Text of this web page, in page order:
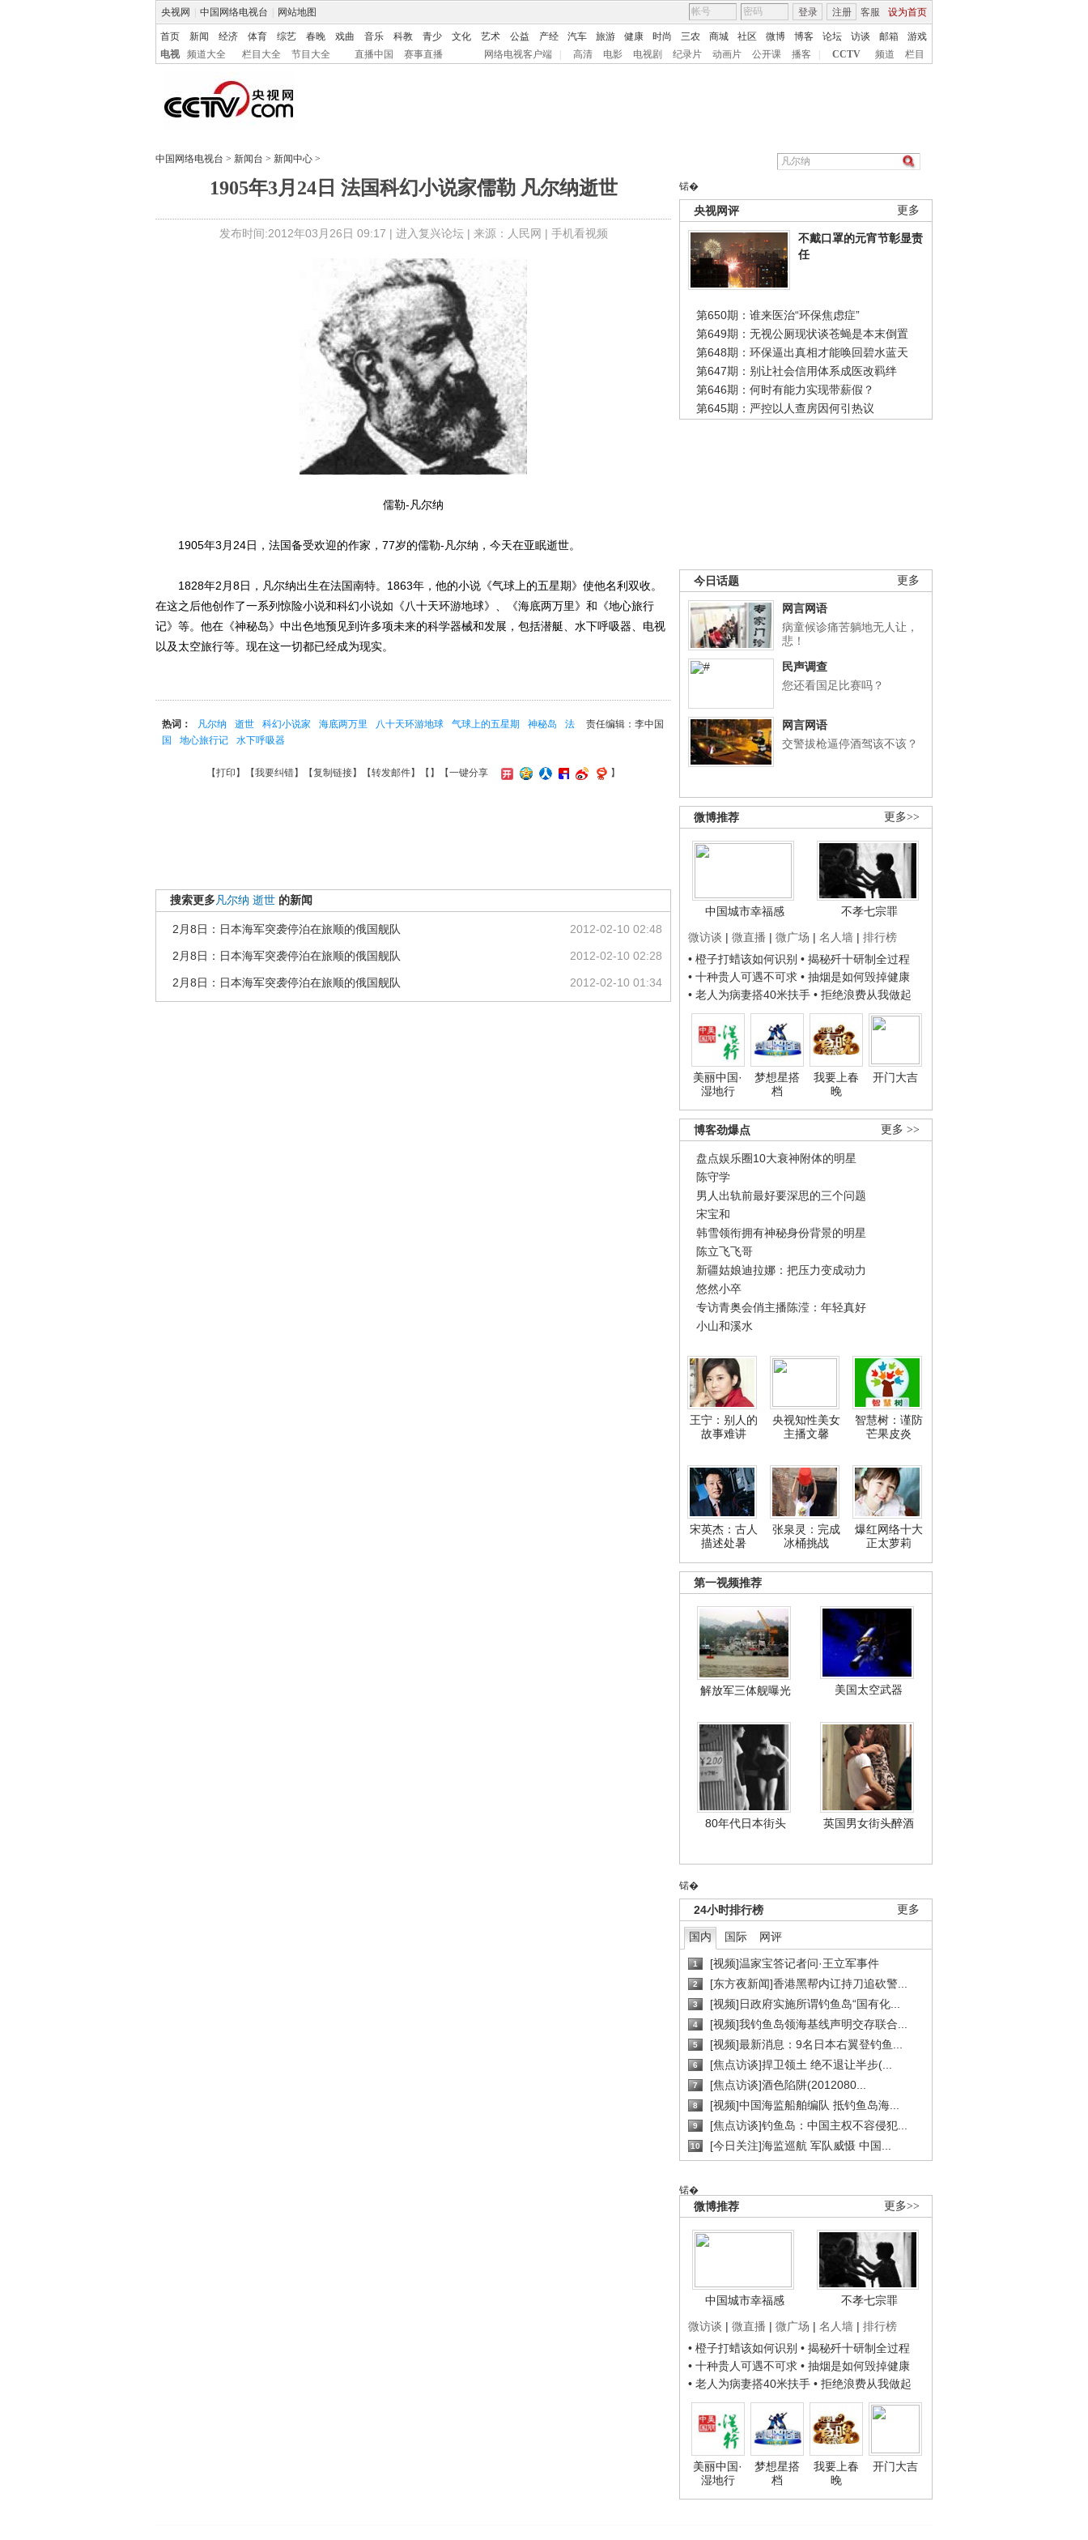
央视网 中国网络电视台 网站地图 客服 设为首页
登录 注册
首页 新闻 经济 体育 综艺 春晚 戏曲 音乐 科教 青少 文化 艺术 公益 产经 汽车 旅游 健康 时尚 三农 商城 社区 微博 博客 论坛 访谈 邮箱
游戏
电视
频道大全 栏目大全 节目大全 直播中国 赛事直播 网络电视客户端 高清 电影 电视剧 纪录片 动画片 公开课 播客 CCTV 频道 栏目
中国网络电视台 > 新闻台 > 新闻中心 >
1905年3月24日 法国科幻小说家儒勒 凡尔纳逝世
发布时间:2012年03月26日 09:17 | 进入复兴论坛| 来源：人民网 | 手机看视频
锘�
更多
央视网评
不戴口罩的元宵节彰显责
任
第650期：谁来医治“环保焦虑症”
第649期：无视公厕现状谈苍蝇是本末倒置
第648期：环保逼出真相才能唤回碧水蓝天
第647期：别让社会信用体系成医改羁绊
第646期：何时有能力实现带薪假？
第645期：严控以人查房因何引热议
更多
今日话题
网言网语
病童候诊痛苦躺地无人让，
悲！
民声调查
您还看国足比赛吗？
网言网语
交警拔枪逼停酒驾该不该？
更多>>
微博推荐
中国城市幸福感
不孝七宗罪
微访谈 | 微直播 | 微广场 | 名人墙 | 排行榜
• 橙子打蜡该如何识别 • 揭秘歼十研制全过程
• 十种贵人可遇不可求 • 抽烟是如何毁掉健康
• 老人为病妻搭40米扶手 • 拒绝浪费从我做起
美丽中国·
湿地行
梦想星搭
档
我要上春
晚
开门大吉
更多 >>
博客劲爆点
盘点娱乐圈10大衰神附体的明星
陈守学
男人出轨前最好要深思的三个问题
宋宝和
韩雪领衔拥有神秘身份背景的明星
陈立飞飞哥
新疆姑娘迪拉娜：把压力变成动力
悠然小卒
专访青奥会俏主播陈滢：年轻真好
小山和溪水
王宁：别人的
故事难讲
央视知性美女
主播文馨
智慧树：谨防
芒果皮炎
宋英杰：古人
描述处暑
张泉灵：完成
冰桶挑战
爆红网络十大
正太萝莉
第一视频推荐
解放军三体舰曝光 美国太空武器
80年代日本街头 英国男女街头醉酒
锘�
更多
24小时排行榜
国内 国际 网评
1 [视频]温家宝答记者问·王立军事件
2 [东方夜新闻]香港黑帮内讧持刀追砍警...
3 [视频]日政府实施所谓钓鱼岛“国有化...
4 [视频]我钓鱼岛领海基线声明交存联合...
5 [视频]最新消息：9名日本右翼登钓鱼...
6 [焦点访谈]捍卫领土 绝不退让半步(...
7 [焦点访谈]酒色陷阱(2012080...
8 [视频]中国海监船舶编队 抵钓鱼岛海...
9 [焦点访谈]钓鱼岛：中国主权不容侵犯...
10 [今日关注]海监巡航 军队威慑 中国...
锘�
更多>>
微博推荐
中国城市幸福感
不孝七宗罪
微访谈 | 微直播 | 微广场 | 名人墙 | 排行榜
• 橙子打蜡该如何识别 • 揭秘歼十研制全过程
• 十种贵人可遇不可求 • 抽烟是如何毁掉健康
• 老人为病妻搭40米扶手 • 拒绝浪费从我做起
美丽中国·
湿地行
梦想星搭
档
我要上春
晚
开门大吉
儒勒-凡尔纳
1905年3月24日，法国备受欢迎的作家，77岁的儒勒-凡尔纳，今天在亚眠逝世。
1828年2月8日，凡尔纳出生在法国南特。1863年，他的小说《气球上的五星期》使他名利双收。
在这之后他创作了一系列惊险小说和科幻小说如《八十天环游地球》、《海底两万里》和《地心旅行
记》等。他在《神秘岛》中出色地预见到许多项未来的科学器械和发展，包括潜艇、水下呼吸器、电视
以及太空旅行等。现在这一切都已经成为现实。
责任编辑：李中国
热词： 凡尔纳 逝世 科幻小说家 海底两万里 八十天环游地球 气球上的五星期 神秘岛
法
国
地心旅行记 水下呼吸器
【打印 】【我要纠错】【复制链接】【转发邮件】【 】 【一键分享 】
搜索更多凡尔纳 逝世 的新闻
2012-02-10 02:48
2月8日：日本海军突袭停泊在旅顺的俄国舰队
2012-02-10 02:28
2月8日：日本海军突袭停泊在旅顺的俄国舰队
2012-02-10 01:34
2月8日：日本海军突袭停泊在旅顺的俄国舰队